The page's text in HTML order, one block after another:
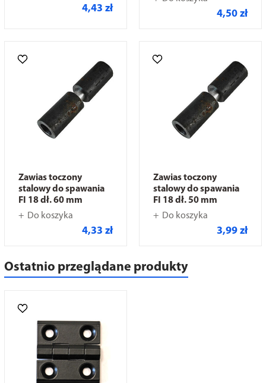
4,43 zł 4,50 zł
Zawias toczony
stalowy do spawania
FI 18 dł. 60 mm
Do koszyka
4,33 zł
Zawias toczony
stalowy do spawania
FI 18 dł. 50 mm
Do koszyka
3,99 zł
Ostatnio przeglądane produkty